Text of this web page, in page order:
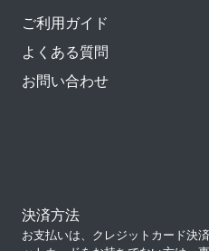
ご利用ガイド
よくある質問
お問い合わせ
決済方法
お支払いは、クレジットカード決